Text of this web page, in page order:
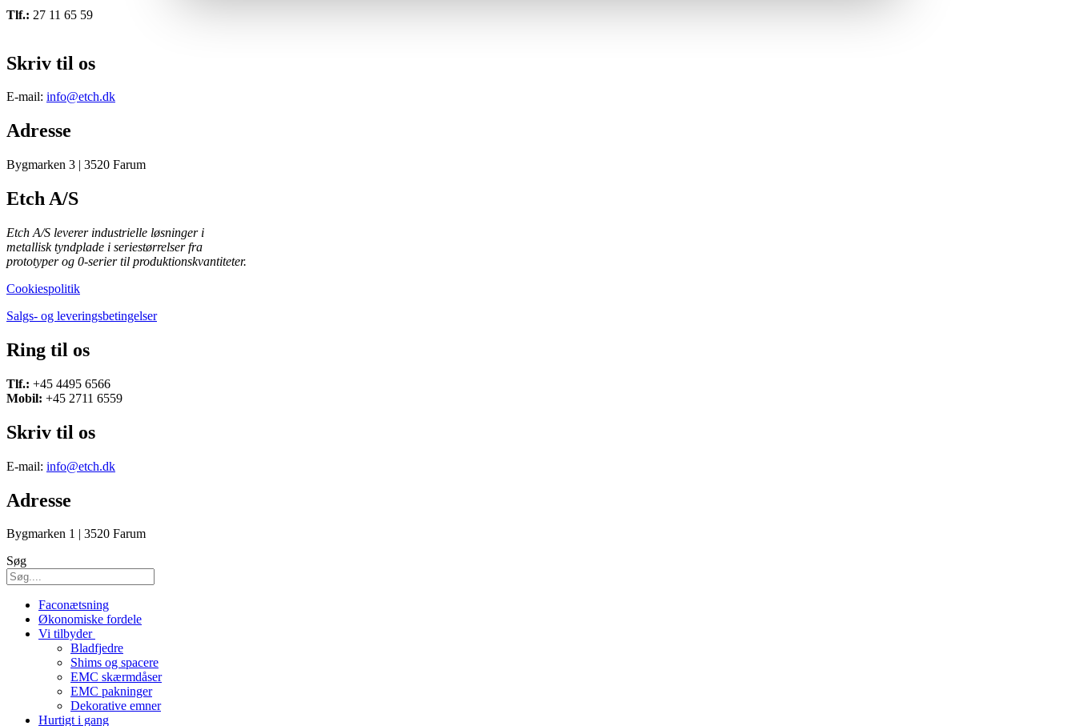
Tlf.: 27 11 65 59
Skriv til os
E-mail: info@etch.dk
Adresse
Bygmarken 3 | 3520 Farum
Etch A/S
Etch A/S leverer industrielle løsninger i
metallisk tyndplade i seriestørrelser fra
prototyper og 0-serier til produktionskvantiteter.
Cookiespolitik
Salgs- og leveringsbetingelser
Ring til os
Tlf.: +45 4495 6566
Mobil: +45 2711 6559
Skriv til os
E-mail: info@etch.dk
Adresse
Bygmarken 1 | 3520 Farum
Søg
Faconætsning
Økonomiske fordele
Vi tilbyder
Bladfjedre
Shims og spacere
EMC skærmdåser
EMC pakninger
Dekorative emner
Hurtigt i gang